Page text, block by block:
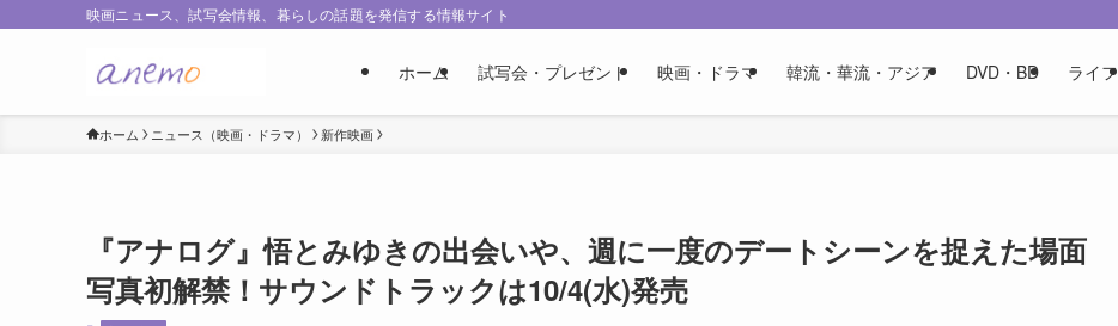
映画ニュース、試写会情報、暮らしの話題を発信する情報サイト
ホーム 試写会・プレゼント 映画・ドラマ 韓流・華流・アジア DVD・BD ライフ
ホーム ニュース（映画・ドラマ） 新作映画
『アナログ』悟とみゆきの出会いや、週に一度のデートシーンを捉えた場面
写真初解禁！サウンドトラックは10/4(水)発売